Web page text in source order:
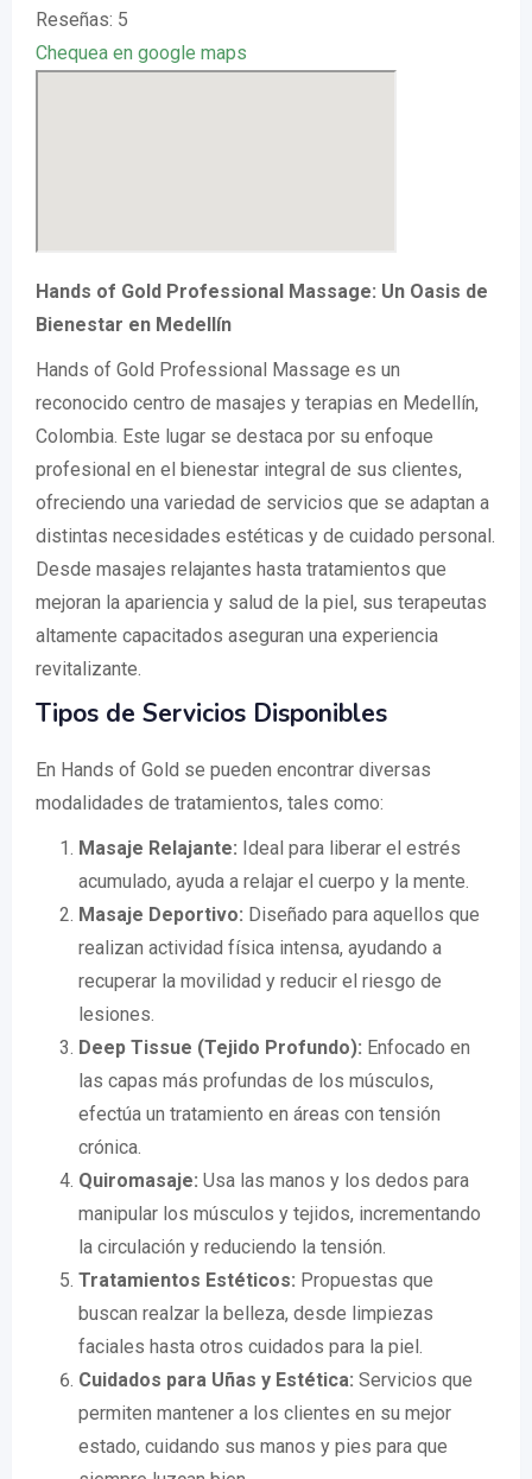
Reseñas: 5
Chequea en google maps
Hands of Gold Professional Massage: Un Oasis de
Bienestar en Medellín
Hands of Gold Professional Massage es un
reconocido centro de masajes y terapias en Medellín,
Colombia. Este lugar se destaca por su enfoque
profesional en el bienestar integral de sus clientes,
ofreciendo una variedad de servicios que se adaptan a
distintas necesidades estéticas y de cuidado personal.
Desde masajes relajantes hasta tratamientos que
mejoran la apariencia y salud de la piel, sus terapeutas
altamente capacitados aseguran una experiencia
revitalizante.
Tipos de Servicios Disponibles
En Hands of Gold se pueden encontrar diversas
modalidades de tratamientos, tales como:
Masaje Relajante: Ideal para liberar el estrés
acumulado, ayuda a relajar el cuerpo y la mente.
Masaje Deportivo: Diseñado para aquellos que
realizan actividad física intensa, ayudando a
recuperar la movilidad y reducir el riesgo de
lesiones.
Deep Tissue (Tejido Profundo): Enfocado en
las capas más profundas de los músculos,
efectúa un tratamiento en áreas con tensión
crónica.
Quiromasaje: Usa las manos y los dedos para
manipular los músculos y tejidos, incrementando
la circulación y reduciendo la tensión.
Tratamientos Estéticos: Propuestas que
buscan realzar la belleza, desde limpiezas
faciales hasta otros cuidados para la piel.
Cuidados para Uñas y Estética: Servicios que
permiten mantener a los clientes en su mejor
estado, cuidando sus manos y pies para que